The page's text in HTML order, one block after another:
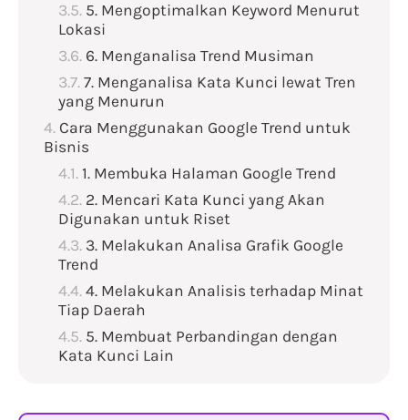
5. Mengoptimalkan Keyword Menurut
Lokasi
6. Menganalisa Trend Musiman
7. Menganalisa Kata Kunci lewat Tren
yang Menurun
Cara Menggunakan Google Trend untuk
Bisnis
1. Membuka Halaman Google Trend
2. Mencari Kata Kunci yang Akan
Digunakan untuk Riset
3. Melakukan Analisa Grafik Google
Trend
4. Melakukan Analisis terhadap Minat
Tiap Daerah
5. Membuat Perbandingan dengan
Kata Kunci Lain